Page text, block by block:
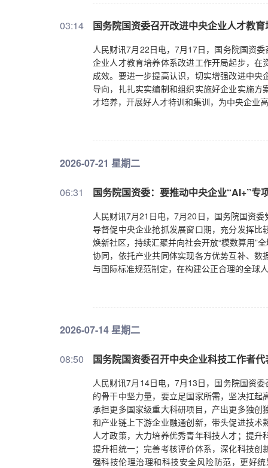
03:14 国务院国资委召开改进中央企业人才教
人民财讯7月22日电，7月17日，国务院国资
企业人才教育培养体系改进工作开局起步，
成效。要进一步提高认识，切实增强改进中
导向，扎扎实实编制和组织实施好企业实施
才培养，开展好人才特训和集训，为中央企业
2026-07-21 星期二
06:31 国务院国资委：要推动中央企业“AI+”专
人民财讯7月21日电，7月20日，国务院国资
导督促中央企业抢抓发展窗口期，充分发挥
焕新社区，持续汇聚并向社会开放“模数算用”
协同，依托产业共同体实现各方优势互补、
与国际标准规范制定，在构建公正合理的全球
2026-07-14 星期二
08:50 国务院国资委召开中央企业科技工作者
人民财讯7月14日电，7月13日，国务院国资
的骨干中坚力量，要立足国家所需，坚决扛
承担更多国家级重大科研项目，产出更多独
和产业链上下游企业融通创新，带头促进技
人才政策，大力培养优秀青年科技人才；提
提升相统一；完善考核评价体系，深化科技
强科技伦理治理和科技安全风险防范，更好